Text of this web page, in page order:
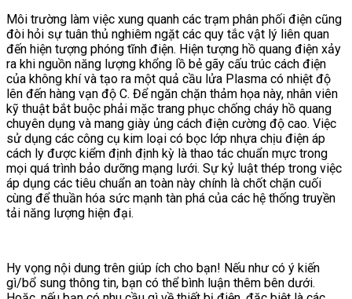
Môi trường làm việc xung quanh các trạm phân phối điện cũng
đòi hỏi sự tuân thủ nghiêm ngặt các quy tắc vật lý liên quan
đến hiện tượng phóng tĩnh điện. Hiện tượng hồ quang điện xảy
ra khi nguồn năng lượng khổng lồ bẻ gãy cấu trúc cách điện
của không khí và tạo ra một quả cầu lửa Plasma có nhiệt độ
lên đến hàng vạn độ C. Để ngăn chặn thảm họa này, nhân viên
kỹ thuật bắt buộc phải mặc trang phục chống cháy hồ quang
chuyên dụng và mang giày ủng cách điện cường độ cao. Việc
sử dụng các công cụ kim loại có bọc lớp nhựa chịu điện áp
cách ly được kiểm định định kỳ là thao tác chuẩn mực trong
mọi quá trình bảo dưỡng mạng lưới. Sự kỷ luật thép trong việc
áp dụng các tiêu chuẩn an toàn này chính là chốt chặn cuối
cùng để thuần hóa sức mạnh tàn phá của các hệ thống truyền
tải năng lượng hiện đại.
Hy vọng nội dung trên giúp ích cho bạn! Nếu như có ý kiến
gì/bổ sung thông tin, bạn có thể bình luận thêm bên dưới.